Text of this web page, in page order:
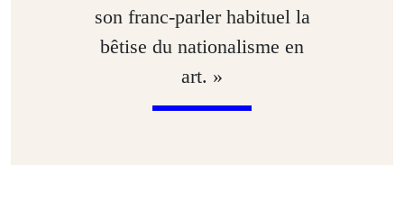
son franc-parler habituel la
bêtise du nationalisme en
art. »